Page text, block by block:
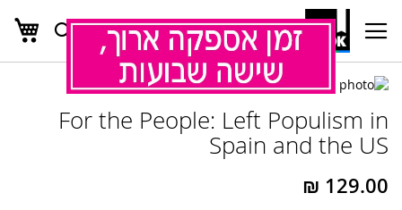
Skip
Content
חפש
For the People: Left Populism in
Spain and the US
לדלג
של
גלריית
תמונות
להתחלה
של
גלריית